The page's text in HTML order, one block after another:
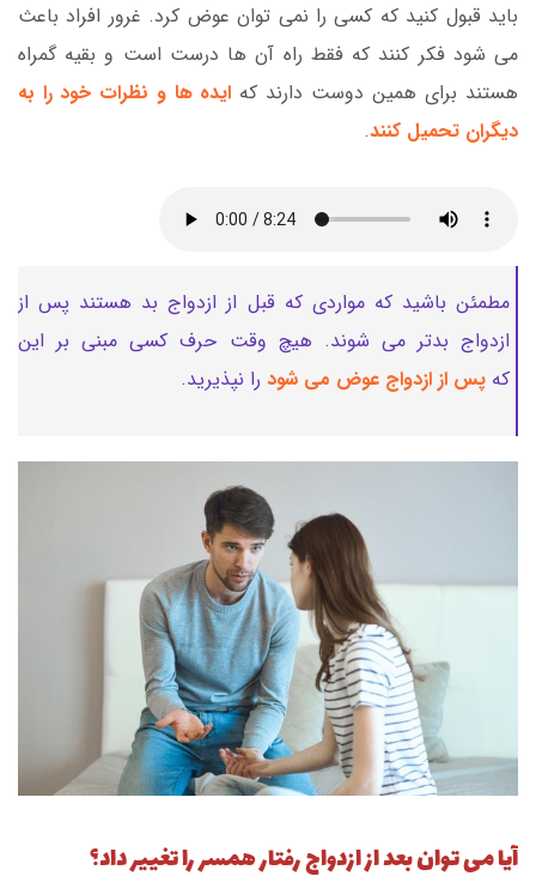
باید قبول کنید که کسی را نمی توان عوض کرد. غرور افراد باعث
می شود فکر کنند که فقط راه آن ها درست است و بقیه گمراه
هستند برای همین دوست دارند که ایده ها و نظرات خود را به
دیگران تحمیل کنند.
مطمئن باشید که مواردی که قبل از ازدواج بد هستند پس از
ازدواج بدتر می شوند. هیچ وقت حرف کسی مبنی بر این
که پس از ازدواج عوض می شود را نپذیرید.
آیا می توان بعد از ازدواج رفتار همسر را تغییر داد؟